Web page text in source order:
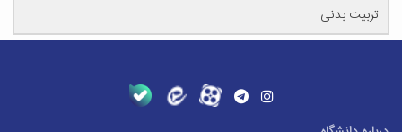
تربیت بدنی